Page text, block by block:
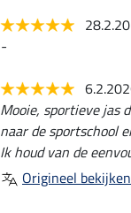
-
Mooie, sportieve jas
naar de sportschool
Ik houd van de
Origineel bekijken